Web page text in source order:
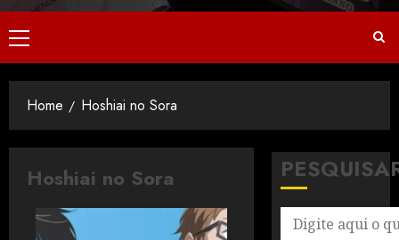
Home Hoshiai no Sora
Hoshiai no Sora